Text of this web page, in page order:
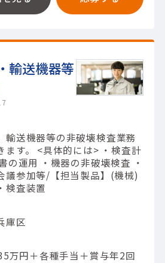
輸送機器等
輸送機器等の非破壊検査業務
ます。 <具体的には> ・検査計
の運用 ・機器の非破壊検査 ・
議参加等/【担当製品】(機械)
検査装置
庫区
万円＋各種手当＋賞与年2回